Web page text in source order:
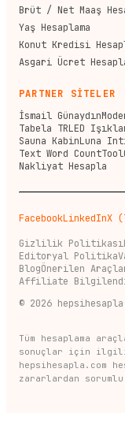
Brüt / Net Maaş
Yaş Hesaplama
Konut Kredisi
Asgari Ücret
PARTNER SİTELER
İsmail Günaydın
Tabela TRLED
Sauna KabinLuna
Text Word Count
Nakliyat Hesapla
FacebookLinkedInX
Gizlilik Politikası
Editoryal Politika
BlogÖnerilen
Affiliate
© 2026
Tüm hesaplama
sonuçlar için ilgili
hepsihesapla.com
zararlardan